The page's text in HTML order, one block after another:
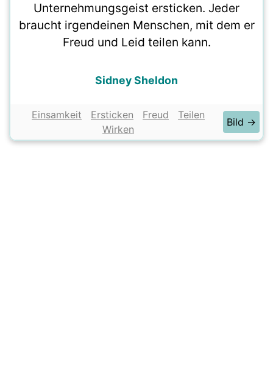
Unternehmungsgeist ersticken. Jeder
braucht irgendeinen Menschen, mit dem er
Freud und Leid teilen kann.
Sidney Sheldon
Einsamkeit Ersticken Freud
Teilen
Wirken
Bild →